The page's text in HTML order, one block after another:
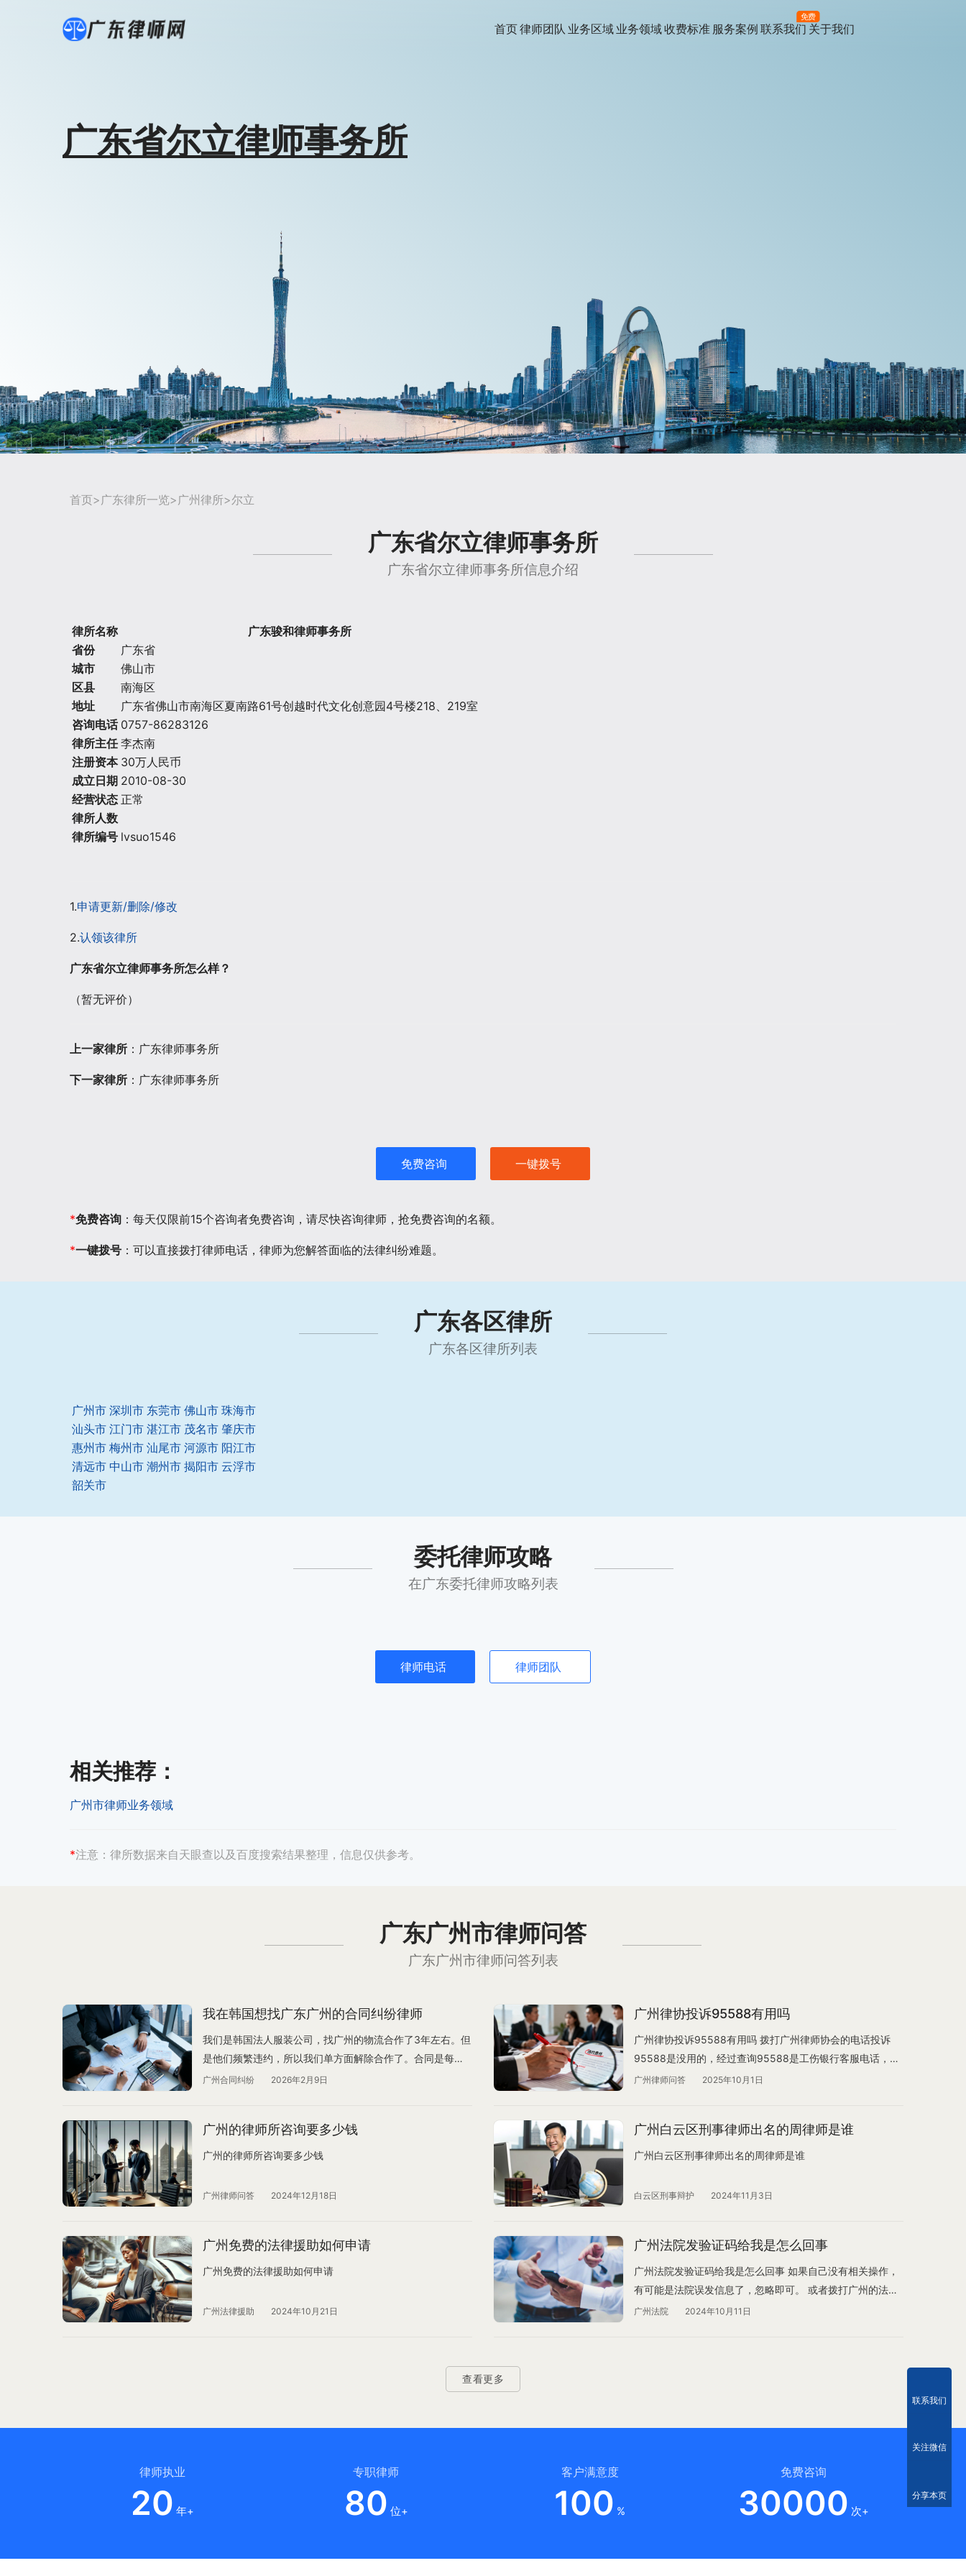
首页律师团队 业务区域 业务领域收费标准 服务案例 联系我们
免费
关于我们
广东省尔立律师事务所
首页> 广东律所一览> 广州律所>尔立
广东省尔立律师事务所
广东省尔立律师事务所信息介绍
律所名称
广东骏和律师事务所
省份
广东省
城市
佛山市
区县
南海区
地址
广东省佛山市南海区夏南路61号创越时代文化创意园4号楼218、219室
咨询电话 0757-86283126
律所主任 李杰南
注册资本 30万人民币
成立日期 2010-08-30
经营状态 正常
律所人数
律所编号 lvsuo1546
1.申请更新/删除/修改
2.认领该律所
广东省尔立律师事务所怎么样？
（暂无评价）
上一家律所 ：广东律师事务所
下一家律所 ：广东律师事务所
免费咨询 一键拨号
*免费咨询 ：每天仅限前15个咨询者免费咨询，请尽快咨询律师，抢免费咨询的名额。
*一键拨号 ：可以直接拨打律师电话，律师为您解答面临的法律纠纷难题。
广东各区律所
广东各区律所列表
广州市 深圳市 东莞市 佛山市 珠海市
汕头市 江门市 湛江市 茂名市 肇庆市
惠州市 梅州市 汕尾市 河源市 阳江市
清远市 中山市 潮州市 揭阳市 云浮市
韶关市
委托律师攻略
在广东委托律师攻略列表
律师电话 律师团队
相关推荐 ：
广州市律师业务领域
*注意： 律所数据来自天眼查以及百度搜索结果整理，信息仅供参考。
广东广州市律师问答
广东广州市律师问答列表
我在韩国想找广东广州的合同纠纷律师
我们是韩国法人服装公司，找广州的物流合作了3年左右。但
是他们频繁违约，所以我们单方面解除合作了。合同是每年
自动延期，他们想我们要求剩下合同那几个月的补偿。但是
我们错过买卖季节,那批货是羽绒服,现在已经晚了。错过交货
时间。合同上写写有争议时按照我方所在管辖权法院解决就
们50W人民币，但是他们不执行是不是也可以？或者我们可
广州合同纠纷 2026年2月9日
广州律协投诉95588有用吗
广州律协投诉95588有用吗 拨打广州律师协会的电话投诉
95588是没用的，经过查询95588是工伤银行客服电话，您
可以直接拨打95588选择投诉分机号。
广州律师问答 2025年10月1日
广州的律师所咨询要多少钱
广州的律师所咨询要多少钱
广州律师问答 2024年12月18日
广州白云区刑事律师出名的周律师是谁
广州白云区刑事律师出名的周律师是谁
白云区刑事辩护 2024年11月3日
广州免费的法律援助如何申请
广州免费的法律援助如何申请
广州法律援助 2024年10月21日
广州法院发验证码给我是怎么回事
广州法院发验证码给我是怎么回事 如果自己没有相关操作，
有可能是法院误发信息了，忽略即可。 或者拨打广州的法院
电话咨询一下情况。 您可以点击下方链接查询广州各区法院
广州法院 2024年10月11日
查看更多
律师执业
20 年+
专职律师
80 位+
客户满意度
100 %
免费咨询
30000 次+
联系我们
关注微信
分享本页